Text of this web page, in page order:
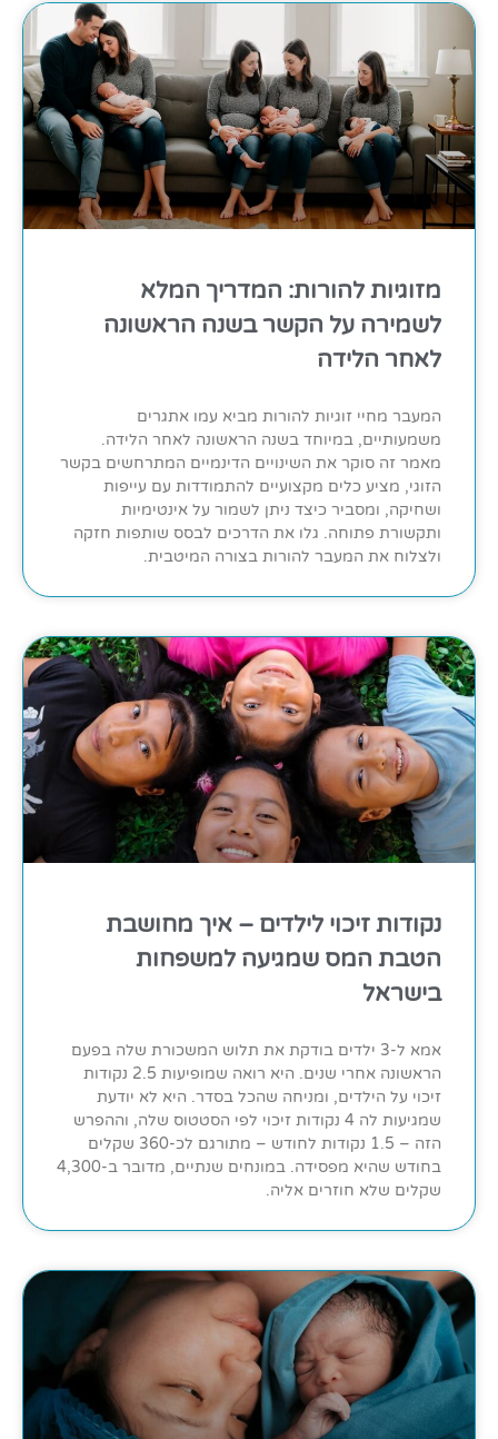
מזוגיות להורות: המדריך המלא
לשמירה על הקשר בשנה הראשונה
לאחר הלידה
המעבר מחיי זוגיות להורות מביא עמו אתגרים
משמעותיים, במיוחד בשנה הראשונה לאחר הלידה.
מאמר זה סוקר את השינויים הדינמיים המתרחשים בקשר
הזוגי, מציע כלים מקצועיים להתמודדות עם עייפות
ושחיקה, ומסביר כיצד ניתן לשמור על אינטימיות
ותקשורת פתוחה. גלו את הדרכים לבסס שותפות חזקה
ולצלוח את המעבר להורות בצורה המיטבית.
נקודות זיכוי לילדים – איך מחושבת
הטבת המס שמגיעה למשפחות
בישראל
אמא ל-3 ילדים בודקת את תלוש המשכורת שלה בפעם
הראשונה אחרי שנים. היא רואה שמופיעות 2.5 נקודות
זיכוי על הילדים, ומניחה שהכל בסדר. היא לא יודעת
שמגיעות לה 4 נקודות זיכוי לפי הסטטוס שלה, וההפרש
הזה – 1.5 נקודות לחודש – מתורגם לכ-360 שקלים
בחודש שהיא מפסידה. במונחים שנתיים, מדובר ב-4,300
שקלים שלא חוזרים אליה.